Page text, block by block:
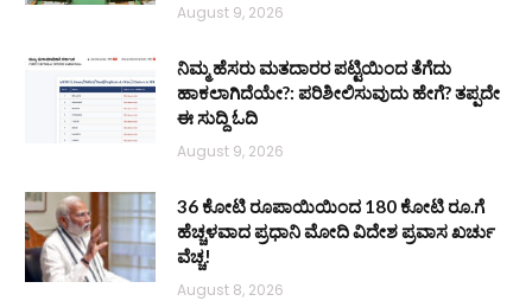
August 9, 2026
ನಿಮ್ಮ ಹೆಸರು ಮತದಾರರ ಪಟ್ಟಿಯಿಂದ ತೆಗೆದು
ಹಾಕಲಾಗಿದೆಯೇ?: ಪರಿಶೀಲಿಸುವುದು ಹೇಗೆ? ತಪ್ಪದೇ
ಈ ಸುದ್ದಿ ಓದಿ
August 9, 2026
36 ಕೋಟಿ ರೂಪಾಯಿಯಿಂದ 180 ಕೋಟಿ ರೂ.ಗೆ
ಹೆಚ್ಚಳವಾದ ಪ್ರಧಾನಿ ಮೋದಿ ವಿದೇಶ ಪ್ರವಾಸ ಖರ್ಚು
ವೆಚ್ಚ!
August 8, 2026